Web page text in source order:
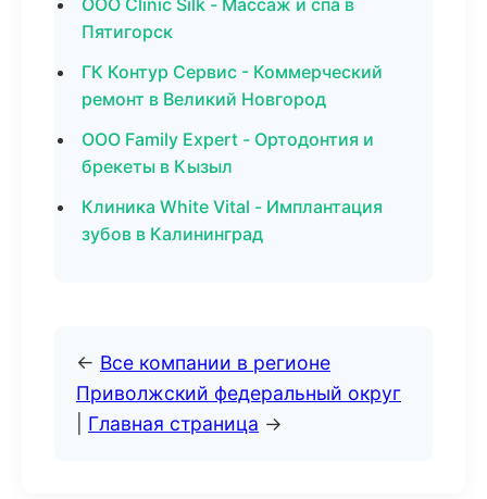
ООО Clinic Silk - Массаж и спа в
Пятигорск
ГК Контур Сервис - Коммерческий
ремонт в Великий Новгород
ООО Family Expert - Ортодонтия и
брекеты в Кызыл
Клиника White Vital - Имплантация
зубов в Калининград
← Все компании в регионе
Приволжский федеральный округ
Главная страница →